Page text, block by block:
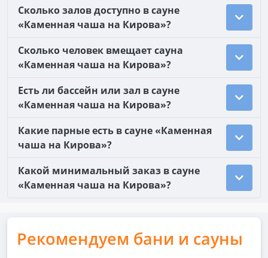
Сколько залов доступно в сауне
«Каменная чаша на Кирова»?
Сколько человек вмещает сауна
«Каменная чаша на Кирова»?
Есть ли бассейн или зал в сауне
«Каменная чаша на Кирова»?
Какие парные есть в сауне «Каменная
чаша на Кирова»?
Какой минимальный заказ в сауне
«Каменная чаша на Кирова»?
Рекомендуем бани и сауны